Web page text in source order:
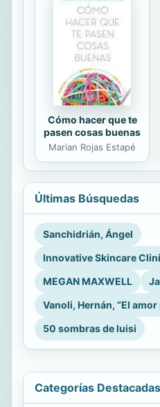
Cómo hacer que te
pasen cosas buenas
Marian Rojas Estapé
Últimas Búsquedas
Sanchidrián, Ángel
Innovative Skincare
MEGAN MAXWELL
Vanoli, Hernán, “El
50 sombras de luisi
Categorías Destacadas